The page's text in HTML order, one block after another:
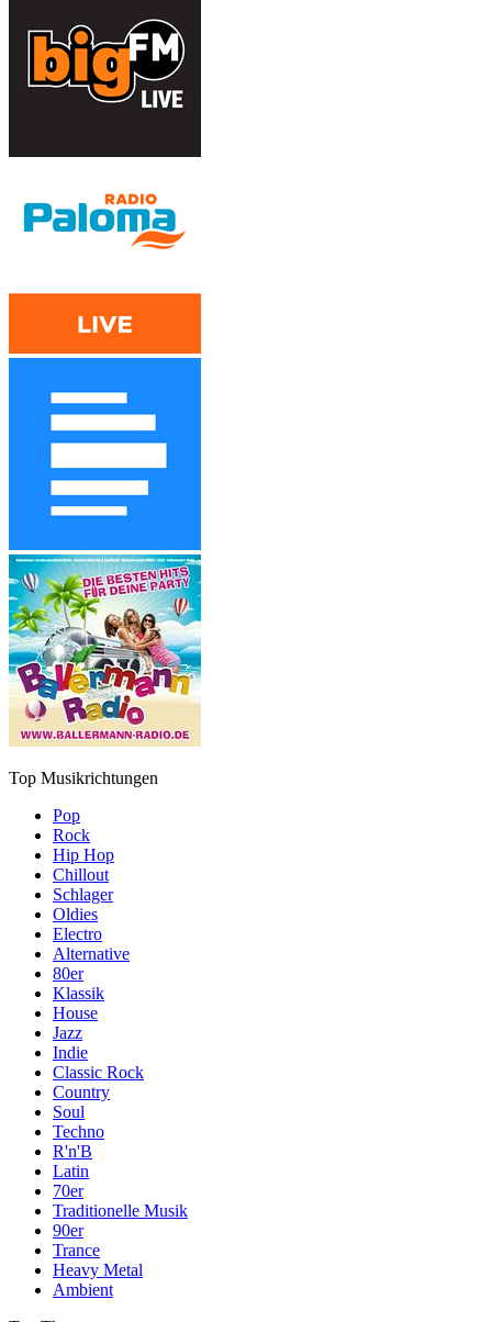
Top Musikrichtungen
Pop
Rock
Hip Hop
Chillout
Schlager
Oldies
Electro
Alternative
80er
Klassik
House
Jazz
Indie
Classic Rock
Country
Soul
Techno
R'n'B
Latin
70er
Traditionelle Musik
90er
Trance
Heavy Metal
Ambient